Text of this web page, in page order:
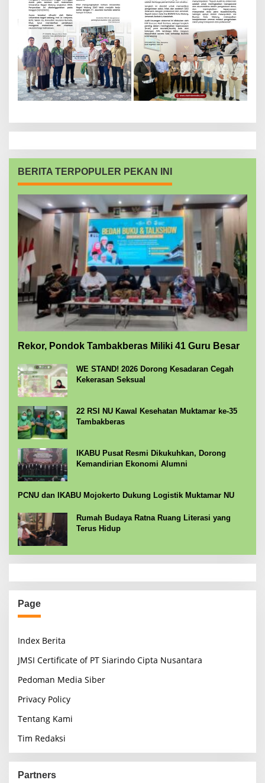
BERITA TERPOPULER PEKAN INI
Rekor, Pondok Tambakberas Miliki 41 Guru Besar
WE STAND! 2026 Dorong Kesadaran Cegah
Kekerasan Seksual
22 RSI NU Kawal Kesehatan Muktamar ke-35
Tambakberas
IKABU Pusat Resmi Dikukuhkan, Dorong
Kemandirian Ekonomi Alumni
PCNU dan IKABU Mojokerto Dukung Logistik Muktamar NU
Rumah Budaya Ratna Ruang Literasi yang
Terus Hidup
Page
Index Berita
JMSI Certificate of PT Siarindo Cipta Nusantara
Pedoman Media Siber
Privacy Policy
Tentang Kami
Tim Redaksi
Partners